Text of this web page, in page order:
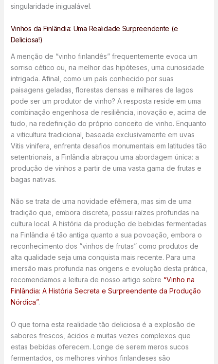
singularidade inigualável.
Vinhos da Finlândia: Uma Realidade Surpreendente (e
Deliciosa!)
A menção de “vinho finlandês” frequentemente evoca um
sorriso cético ou, na melhor das hipóteses, uma curiosidade
intrigada. Afinal, como um país conhecido por suas
paisagens geladas, florestas densas e milhares de lagos
pode ser um produtor de vinho? A resposta reside em uma
combinação engenhosa de resiliência, inovação e, acima de
tudo, na redefinição do próprio conceito de vinho. Enquanto
a viticultura tradicional, baseada exclusivamente em uvas
Vitis vinifera, enfrenta desafios monumentais em latitudes tão
setentrionais, a Finlândia abraçou uma abordagem única: a
produção de vinhos a partir de uma vasta gama de frutas e
bagas nativas.
Não se trata de uma novidade efêmera, mas sim de uma
tradição que, embora discreta, possui raízes profundas na
cultura local. A história da produção de bebidas fermentadas
na Finlândia é tão antiga quanto a sua povoação, embora o
reconhecimento dos “vinhos de frutas” como produtos de
alta qualidade seja uma conquista mais recente. Para uma
imersão mais profunda nas origens e evolução desta prática,
recomendamos a leitura de nosso artigo sobre “Vinho na
Finlândia: A História Secreta e Surpreendente da Produção
Nórdica”.
O que torna esta realidade tão deliciosa é a explosão de
sabores frescos, ácidos e muitas vezes complexos que
estas bebidas oferecem. Longe de serem meros sucos
fermentados, os melhores vinhos finlandeses são